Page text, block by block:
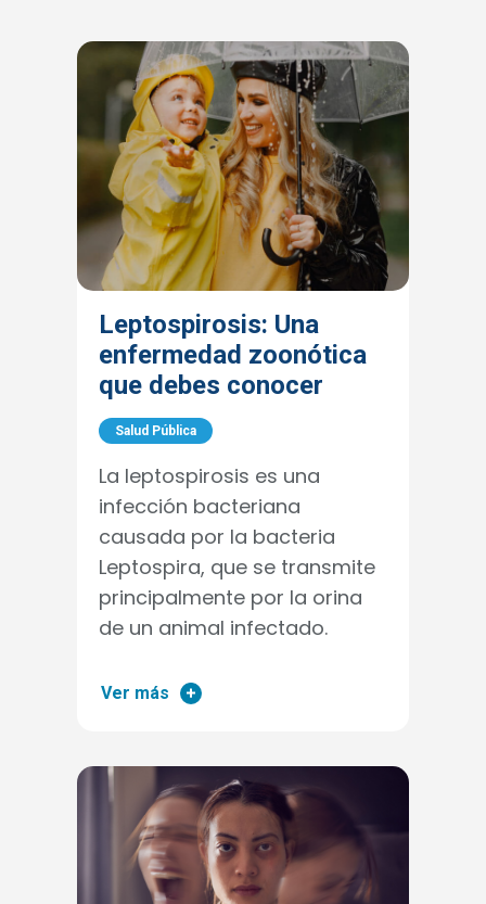
Leptospirosis: Una
enfermedad zoonótica
que debes conocer
Salud Pública
La leptospirosis es una
infección bacteriana
causada por la bacteria
Leptospira, que se transmite
principalmente por la orina
de un animal infectado.
Ver más